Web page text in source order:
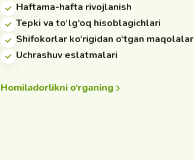
Haftama-hafta rivojlanish
Tepki va to‘lg‘oq hisoblagichlari
Shifokorlar ko‘rigidan o‘tgan maqolalar
Uchrashuv eslatmalari
Homiladorlikni o‘rganing